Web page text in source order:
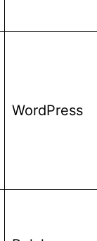
WordPress